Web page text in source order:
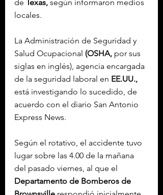
de Texas, según informaron medios
locales.
La Administración de Seguridad y
Salud Ocupacional (OSHA, por sus
siglas en inglés), agencia encargada
de la seguridad laboral en EE.UU.,
está investigando lo sucedido, de
acuerdo con el diario San Antonio
Express News.
Según el rotativo, el accidente tuvo
lugar sobre las 4.00 de la mañana
del pasado viernes, al que el
Departamento de Bomberos de